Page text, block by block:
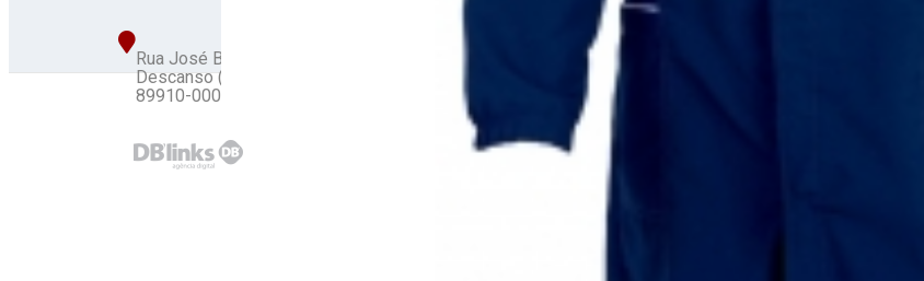
Rua José Bonifácio, 338 - Centro
Descanso (SC)
89910-000
Redoma Uniformes Esportivos.